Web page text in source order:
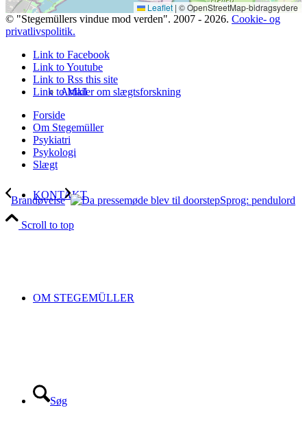
Artikler om slægtsforskning
KONTAKT
OM STEGEMÜLLER
Søg
Leaflet | © OpenStreetMap-bidragsydere
© "Stegemüllers vindue mod verden". 2007 - 2026. Cookie- og
privatlivspolitik.
Link to Facebook
Link to Youtube
Link to Rss this site
Link to Mail
Forside
Om Stegemüller
Psykiatri
Psykologi
Slægt
Brandøvelse Sprog: pendulord
Scroll to top